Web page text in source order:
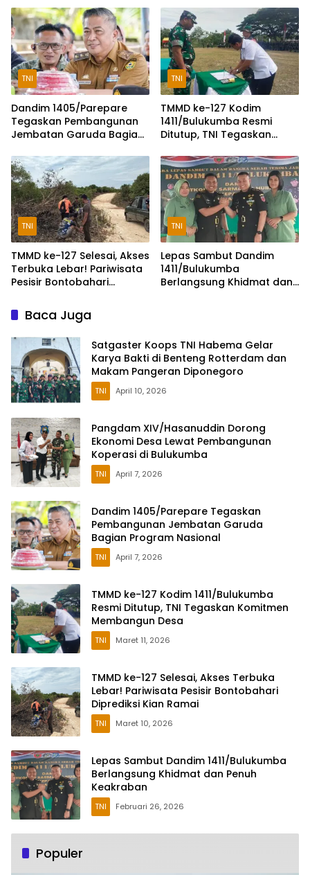
Diponegoro
TNI
Dandim 1405/Parepare
Tegaskan Pembangunan
Jembatan Garuda Bagian
TNI
TMMD ke-127 Kodim
1411/Bulukumba Resmi
Ditutup, TNI Tegaskan
Desa
TNI
TMMD ke-127 Selesai, Akses
Terbuka Lebar! Pariwisata
Pesisir Bontobahari
TNI
Lepas Sambut Dandim
1411/Bulukumba
Berlangsung Khidmat dan
Baca Juga
Satgaster Koops TNI Habema Gelar
Karya Bakti di Benteng Rotterdam dan
Makam Pangeran Diponegoro
TNI April 10, 2026
Pangdam XIV/Hasanuddin Dorong
Ekonomi Desa Lewat Pembangunan
Koperasi di Bulukumba
TNI April 7, 2026
Dandim 1405/Parepare Tegaskan
Pembangunan Jembatan Garuda
Bagian Program Nasional
TNI April 7, 2026
TMMD ke-127 Kodim 1411/Bulukumba
Resmi Ditutup, TNI Tegaskan Komitmen
Membangun Desa
TNI Maret 11, 2026
TMMD ke-127 Selesai, Akses Terbuka
Lebar! Pariwisata Pesisir Bontobahari
Diprediksi Kian Ramai
TNI Maret 10, 2026
Lepas Sambut Dandim 1411/Bulukumba
Berlangsung Khidmat dan Penuh
Keakraban
TNI Februari 26, 2026
Populer